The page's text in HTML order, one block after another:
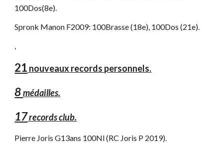
100Dos(8e).
Spronk Manon F2009: 100Brasse (18e), 100Dos (21e).
,
21 nouveaux records personnels.
8médailles.
17records club.
Pierre Joris G13ans 100Nl (RC Joris P 2019).